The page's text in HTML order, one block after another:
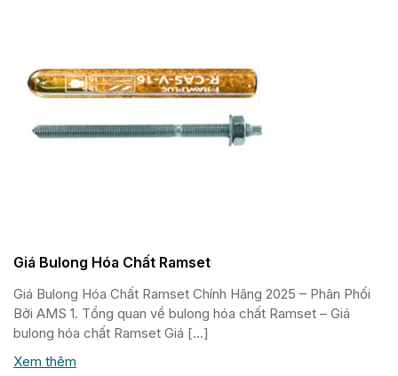
Giá Bulong Hóa Chất Ramset
Giá Bulong Hóa Chất Ramset Chính Hãng 2025 – Phân Phối
Bởi AMS 1. Tổng quan về bulong hóa chất Ramset – Giá
bulong hóa chất Ramset Giá […]
Xem thêm